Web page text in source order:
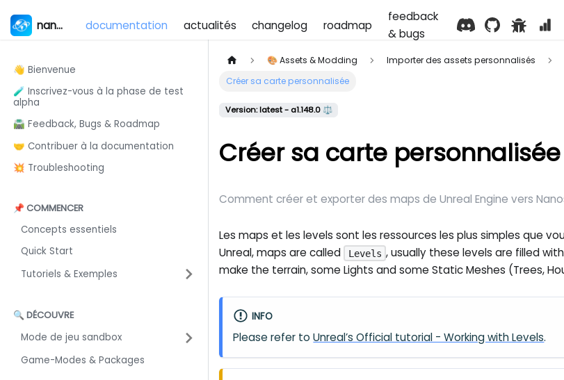
nanos world documentation actualités changelog roadmap
feedback
& bugs
👋 Bienvenue
🧪 Inscrivez-vous à la phase de test
alpha
🛣️ Feedback, Bugs & Roadmap
🤝 Contribuer à la documentation
💥 Troubleshooting
📌 COMMENCER
Concepts essentiels
Quick Start
Tutoriels & Exemples
🔍 DÉCOUVRE
Mode de jeu sandbox
Game-Modes & Packages
🎨 Assets & Modding Importer des assets personnalisés
Créer sa carte personnalisée
Version: latest - a1.148.0 ⚖️
Créer sa carte personnalisée
Comment créer et exporter des maps de Unreal Engine vers
Les maps et les levels sont les ressources les plus simples que
Unreal, maps are called
Levels , usually these levels are filled
make the terrain, some Lights and some Static Meshes (Trees,
INFO
Please refer toUnreal’s Official tutorial - Working with Levels.